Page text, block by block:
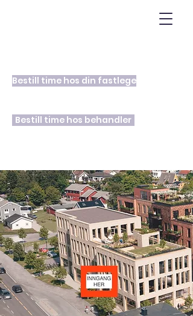
Bestill time hos din fastlege
Bestill time hos behandler